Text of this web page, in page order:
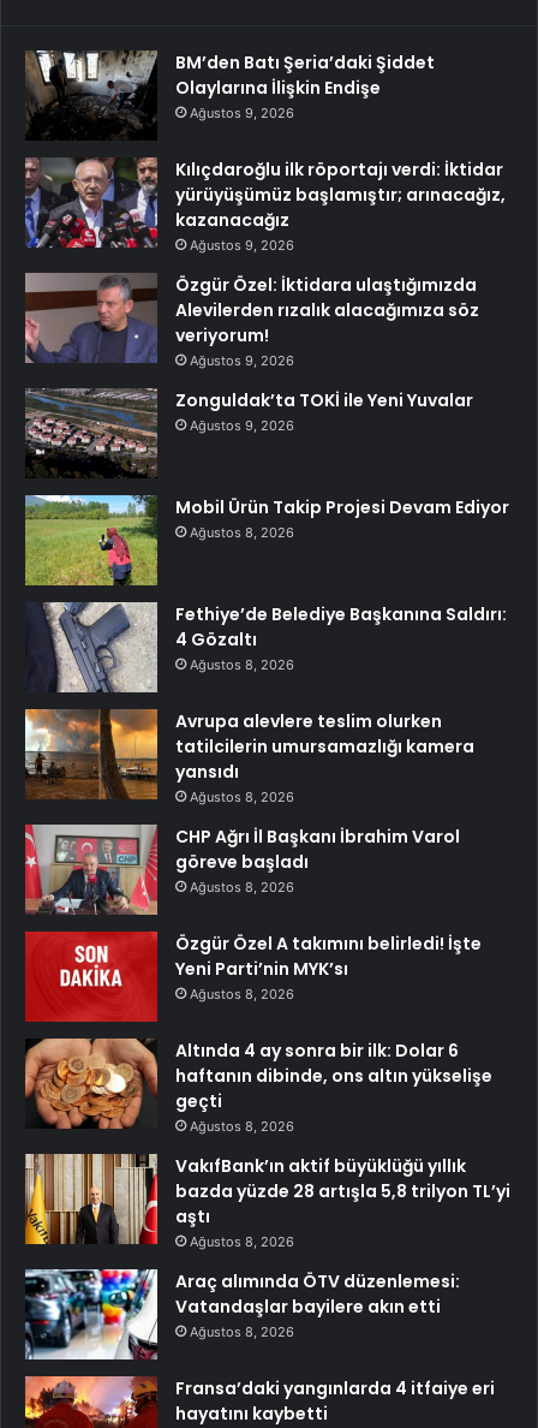
BM’den Batı Şeria’daki Şiddet
Olaylarına İlişkin Endişe
Ağustos 9, 2026
Kılıçdaroğlu ilk röportajı verdi: İktidar
yürüyüşümüz başlamıştır; arınacağız,
kazanacağız
Ağustos 9, 2026
Özgür Özel: İktidara ulaştığımızda
Alevilerden rızalık alacağımıza söz
veriyorum!
Ağustos 9, 2026
Zonguldak’ta TOKİ ile Yeni Yuvalar
Ağustos 9, 2026
Mobil Ürün Takip Projesi Devam Ediyor
Ağustos 8, 2026
Fethiye’de Belediye Başkanına Saldırı:
4 Gözaltı
Ağustos 8, 2026
Avrupa alevlere teslim olurken
tatilcilerin umursamazlığı kamera
yansıdı
Ağustos 8, 2026
CHP Ağrı İl Başkanı İbrahim Varol
göreve başladı
Ağustos 8, 2026
Özgür Özel A takımını belirledi! İşte
Yeni Parti’nin MYK’sı
Ağustos 8, 2026
Altında 4 ay sonra bir ilk: Dolar 6
haftanın dibinde, ons altın yükselişe
geçti
Ağustos 8, 2026
VakıfBank’ın aktif büyüklüğü yıllık
bazda yüzde 28 artışla 5,8 trilyon TL’yi
aştı
Ağustos 8, 2026
Araç alımında ÖTV düzenlemesi:
Vatandaşlar bayilere akın etti
Ağustos 8, 2026
Fransa’daki yangınlarda 4 itfaiye eri
hayatını kaybetti